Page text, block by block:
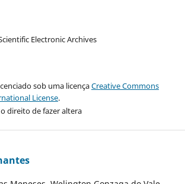
Electronic Archives
sob uma licençaCreative Commons
License.
direito de fazer altera